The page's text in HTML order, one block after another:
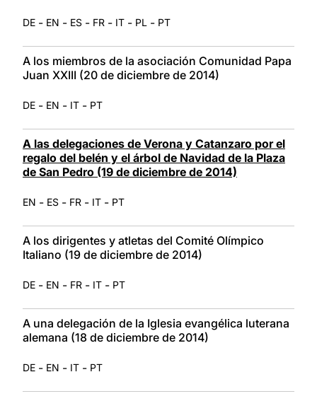
DE - EN - ES - FR - IT - PL - PT
A los miembros de la asociación Comunidad Papa
Juan XXIII (20 de diciembre de 2014)
DE - EN - IT - PT
A las delegaciones de Verona y Catanzaro por el
regalo del belén y el árbol de Navidad de la Plaza
de San Pedro (19 de diciembre de 2014)
EN - ES - FR - IT - PT
A los dirigentes y atletas del Comité Olímpico
Italiano (19 de diciembre de 2014)
DE - EN - FR - IT - PT
A una delegación de la Iglesia evangélica luterana
alemana (18 de diciembre de 2014)
DE - EN - IT - PT